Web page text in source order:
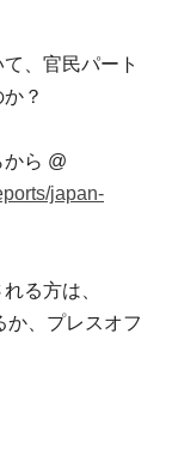
、官民パート
？
ら @
japan-
る方は、
か、プレスオフ